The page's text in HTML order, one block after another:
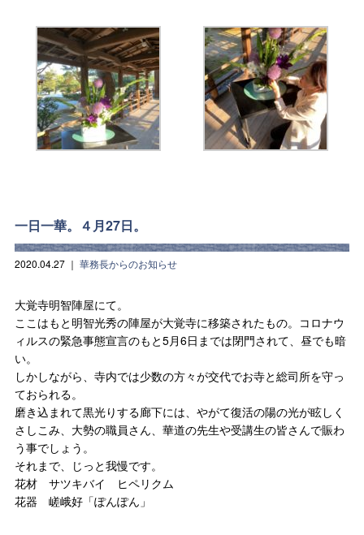
一日一華。４月27日。
2020.04.27｜ 華務長からのお知らせ
大覚寺明智陣屋にて。
ここはもと明智光秀の陣屋が大覚寺に移築されたもの。コロナウ
ィルスの緊急事態宣言のもと5月6日までは閉門されて、昼でも暗
い。
しかしながら、寺内では少数の方々が交代でお寺と総司所を守っ
ておられる。
磨き込まれて黒光りする廊下には、やがて復活の陽の光が眩しく
さしこみ、大勢の職員さん、華道の先生や受講生の皆さんで賑わ
う事でしょう。
それまで、じっと我慢です。
花材 サツキバイ ヒペリクム
花器 嵯峨好「ぽんぽん」